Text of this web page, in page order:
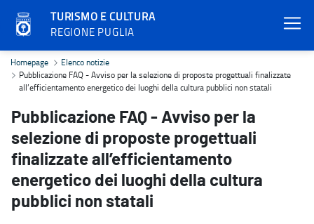
TURISMO E CULTURA
REGIONE PUGLIA
Pubblicazione FAQ - Avviso per la selezione di proposte
Homepage
Elenco notizie
Pubblicazione FAQ - Avviso per la selezione di proposte progettuali finalizzate
all’efficientamento energetico dei luoghi della cultura pubblici non statali
Pubblicazione FAQ - Avviso per la
selezione di proposte progettuali
finalizzate all’efficientamento
energetico dei luoghi della cultura
pubblici non statali